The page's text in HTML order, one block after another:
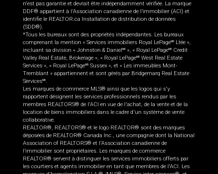
n'est pas garantie et devrait être indépendamment vérifiée. La marque
DDF® appartient à l'Association canadienne de l’immobilier (ACI) et
identifie le REALTOR.ca Installation de distribution de données
(SDD®).
*Tous les bureaux sont des propriétés indépendantes. Les bureaux
comprenant la mention « Services immobiliers Royal LePageMD
Ltée »,
incluant sa division « Johnston & Daniel MD », « Royal LePageMD
Credit
Valley Real Estate, Brokerage », « Royal LePageMD West Real Estate
Services », « Royal LePageMD Sussex », et « Les immeubles Mont-
Tremblant » appartiennent et sont gérés par Bridgemarq Real Estate
ServicesMD.
Les marques de commerce MLS® ainsi que les logos qui s'y
rapportent désignent les services professionnels rendus par les
membres REALTORS® de l'ACI en vue de l'achat, de la vente et de la
location de biens immobiliers dans le cadre d'un système de vente
collaborative.
REALTOR®, REALTORS® et le logo REALTOR® sont des marques
déposées de REALTOR® Canada Inc., une compagnie dont la National
Association of REALTORS® et l'Association canadienne de
l’immobilier sont propriétaires. Les marques de commerce
REALTOR® servent à distinguer les services immobiliers offerts par
les courtiers et agents immobilier en tant que membres de l'ACI. Les